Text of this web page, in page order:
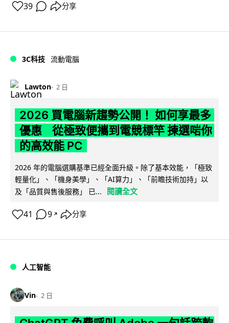
39 分享
3C科技 流動電腦
Lawton 2 日
2026 買電腦新趨勢公開！ 如何享最多
優惠 從極致便攜到電競標竿 揀選啱你
的高效能 PC
2026 年的電腦選購基準已經全面升級。除了基本效能，「極致
輕量化」、「機身美學」、「AI算力」、「前瞻技術加持」以
及「品質與售後服務」 已...
閱讀全文
41 9 ↗ 分享
人工智能
Vin 2 日